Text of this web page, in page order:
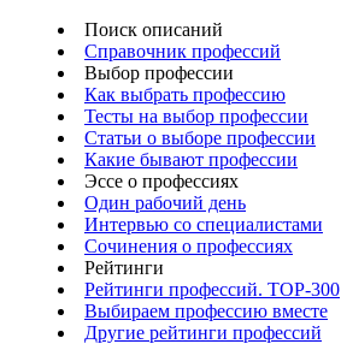
Поиск описаний
Справочник профессий
Выбор профессии
Как выбрать профессию
Тесты на выбор профессии
Статьи о выборе профессии
Какие бывают профессии
Эссе о профессиях
Один рабочий день
Интервью со специалистами
Сочинения о профессиях
Рейтинги
Рейтинги профессий. TOP-300
Выбираем профессию вместе
Другие рейтинги профессий